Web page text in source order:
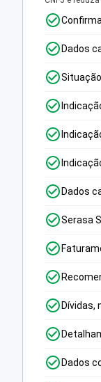
Dados
Dados
Serasa
Dívidas,
Dados